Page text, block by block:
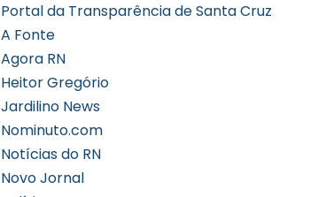
Portal da Transparência de Santa Cruz
A Fonte
Agora RN
Heitor Gregório
Jardilino News
Nominuto.com
Notícias do RN
Novo Jornal